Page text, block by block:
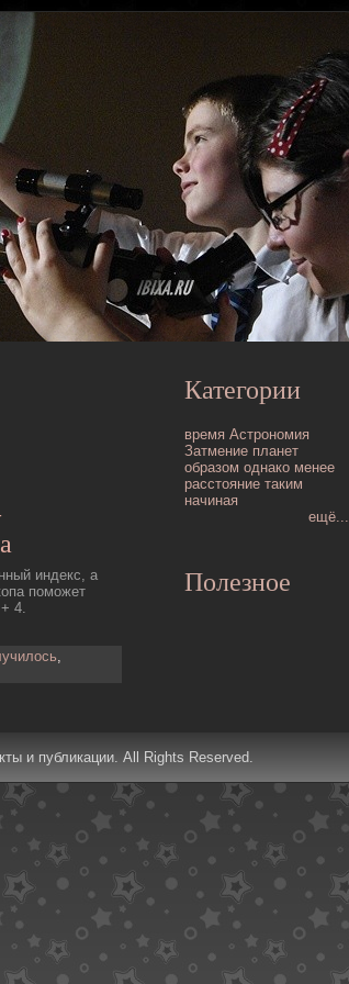
индекс, а
поможет
4.
,
Категории
время Астрономия
Затмение планет
образом однако менее
расстояние таким
начиная
ещё...
Полезное
и публикации. All Rights Reserved.